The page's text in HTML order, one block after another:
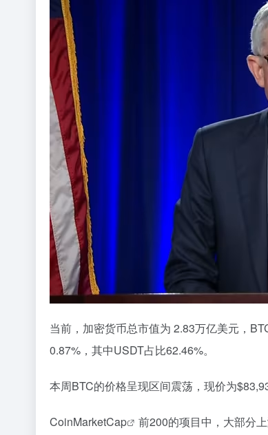
当前，加密货币总市值为 2.83万亿美元，
0.87%，其中USDT占比62.46%。
本周BTC的价格呈现区间震荡，现价为
CoinMarketCap
前200的项目中，大部分